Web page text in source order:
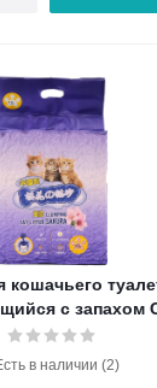
кошачьего
c запахом
в наличии (2)